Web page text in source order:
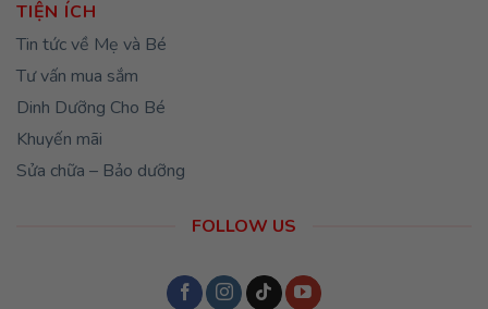
TIỆN ÍCH
Tin tức về Mẹ và Bé
Tư vấn mua sắm
Dinh Dưỡng Cho Bé
Khuyến mãi
Sửa chữa – Bảo dưỡng
FOLLOW US